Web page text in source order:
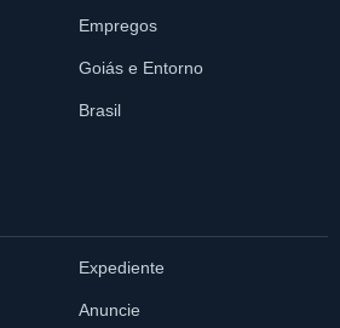
Empregos
Goiás e Entorno
Brasil
Expediente
Anuncie